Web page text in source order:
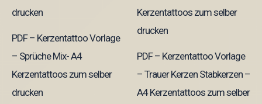
PDF – Kerzentattoo Vorlage
– Sprüche Mix- A4
Kerzentattoos zum selber
drucken
PDF – Kerzentattoo Vorlage
– Trauer Kerzen Stabkerzen –
A4 Kerzentattoos zum selber